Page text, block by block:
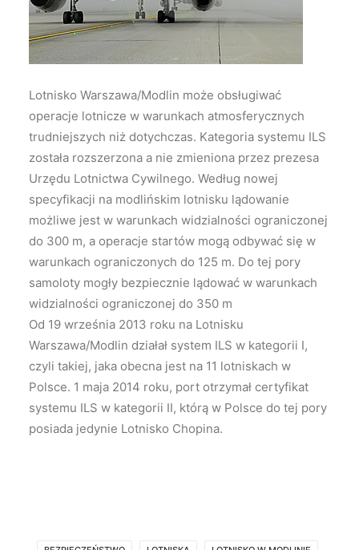
Wyszukiwanie
Lotnisko Warszawa/Modlin może obsługiwać
operacje lotnicze w warunkach atmosferycznych
trudniejszych niż dotychczas. Kategoria systemu ILS
została rozszerzona a nie zmieniona przez prezesa
Urzędu Lotnictwa Cywilnego. Według nowej
specyfikacji na modlińskim lotnisku lądowanie
możliwe jest w warunkach widzialności ograniczonej
do 300 m, a operacje startów mogą odbywać się w
warunkach ograniczonych do 125 m. Do tej pory
samoloty mogły bezpiecznie lądować w warunkach
widzialności ograniczonej do 350 m
Od 19 września 2013 roku na Lotnisku
Warszawa/Modlin działał system ILS w kategorii I,
czyli takiej, jaka obecna jest na 11 lotniskach w
Polsce. 1 maja 2014 roku, port otrzymał certyfikat
systemu ILS w kategorii II, którą w Polsce do tej pory
posiada jedynie Lotnisko Chopina.